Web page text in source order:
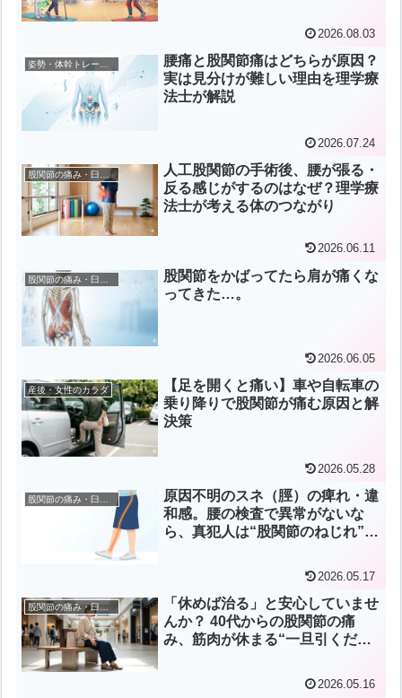
2026.08.03
姿勢・体幹トレーニング
腰痛と股関節痛はどちらが原因？
実は見分けが難しい理由を理学療
法士が解説
2026.07.24
人工股関節の手術後、腰が張る・
反る感じがするのはなぜ？理学療
法士が考える体のつながり
2026.06.11
股関節をかばってたら肩が痛くな
ってきた…。
2026.06.05
産後・女性のカラダ
【足を開くと痛い】車や自転車の
乗り降りで股関節が痛む原因と解
決策
2026.05.28
股関節の痛み・臼蓋形成不全
原因不明のスネ（脛）の痺れ・違
和感。腰の検査で異常がないな
ら、真犯人は“股関節のねじれ”に
2026.05.17
股関節の痛み・臼蓋形成不全
「休めば治る」と安心していませ
んか？ 40代からの股関節の痛
み、筋肉が休まる“一旦引くだ
2026.05.16